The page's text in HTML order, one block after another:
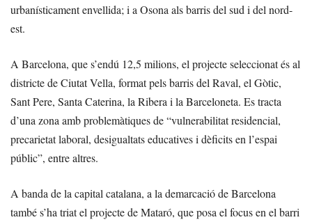
urbanísticament envellida; i a Osona als barris del sud i del nord-
est.
A Barcelona, que s’endú 12,5 milions, el projecte seleccionat és al
districte de Ciutat Vella, format pels barris del Raval, el Gòtic,
Sant Pere, Santa Caterina, la Ribera i la Barceloneta. Es tracta
d’una zona amb problemàtiques de “vulnerabilitat residencial,
precarietat laboral, desigualtats educatives i dèficits en l’espai
públic”, entre altres.
A banda de la capital catalana, a la demarcació de Barcelona
també s’ha triat el projecte de Mataró, que posa el focus en el barri